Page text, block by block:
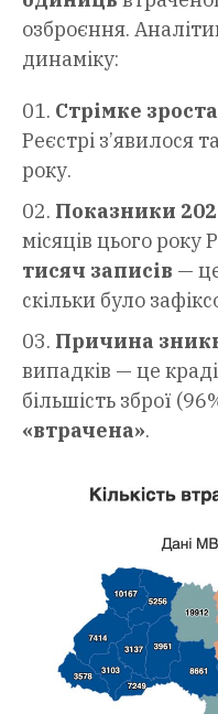
озброєння.
динаміку:
Стрімке
Реєстрі з’явилося
року.
Показники
місяців цього року
тисяч записів —
скільки було
Причина
випадків — це
більшість зброї
«втрачена».